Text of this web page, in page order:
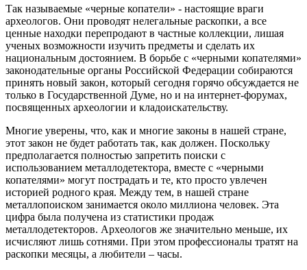
Так называемые «черные копатели» - настоящие враги
археологов. Они проводят нелегальные раскопки, а все
ценные находки перепродают в частные коллекции, лишая
ученых возможности изучить предметы и сделать их
национальным достоянием. В борьбе с «черными копателями»
законодательные органы Российской Федерации собираются
принять новый закон, который сегодня горячо обсуждается не
только в Государственной Думе, но и на интернет-форумах,
посвященных археологии и кладоискательству.
Многие уверены, что, как и многие законы в нашей стране,
этот закон не будет работать так, как должен. Поскольку
предполагается полностью запретить поиски с
использованием металлодетектора, вместе с «черными
копателями» могут пострадать и те, кто просто увлечен
историей родного края. Между тем, в нашей стране
металлопоиском занимается около миллиона человек. Эта
цифра была получена из статистики продаж
металлодетекторов. Археологов же значительно меньше, их
исчисляют лишь сотнями. При этом профессионалы тратят на
раскопки месяцы, а любители – часы.